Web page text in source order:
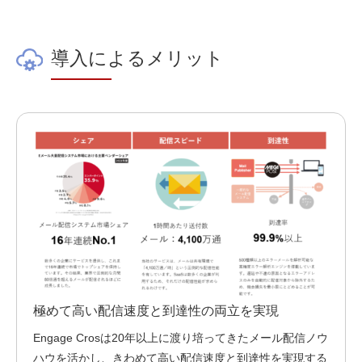
導入によるメリット
極めて高い配信速度と到達性の両立を実現
Engage Crosは20年以上に渡り培ってきたメール配信ノウ
ハウを活かし、きわめて高い配信速度と到達性を実現する